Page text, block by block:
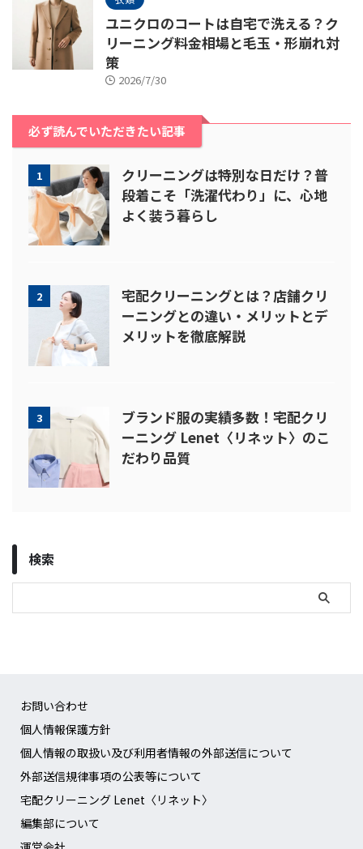
ユニクロのコートは自宅で洗える？ク
リーニング料金相場と毛玉・形崩れ対
策
2026/7/30
必ず読んでいただきたい記事
1
クリーニングは特別な日だけ？普
段着こそ「洗濯代わり」に、心地
よく装う暮らし
2
宅配クリーニングとは？店舗クリ
ーニングとの違い・メリットとデ
メリットを徹底解説
3
ブランド服の実績多数！宅配クリ
ーニング Lenet〈リネット〉のこ
だわり品質
検索
お問い合わせ
個人情報保護方針
個人情報の取扱い及び利用者情報の外部送信について
外部送信規律事項の公表等について
宅配クリーニング Lenet〈リネット〉
編集部について